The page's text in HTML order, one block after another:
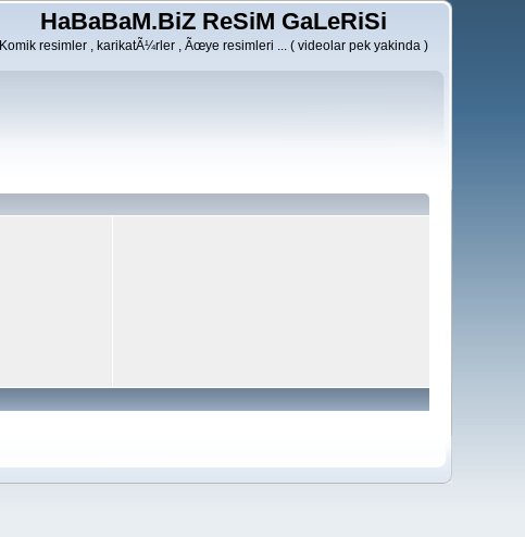
HaBaBaM.BiZ ReSiM GaLeRiSi
Komik resimler , karikatÃ¼rler , Ãœye resimleri ... ( videolar pek yakinda )